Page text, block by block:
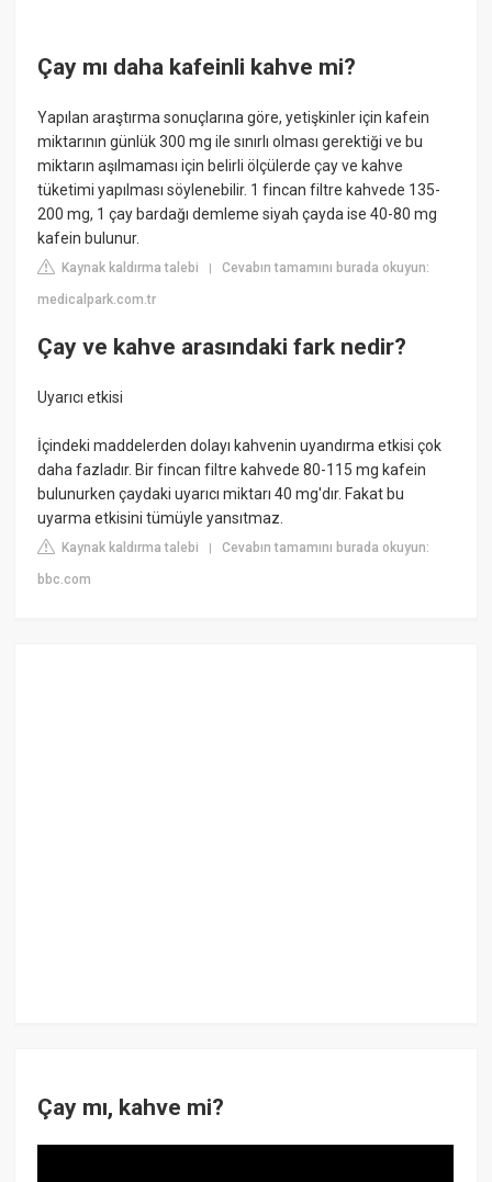
Çay mı daha kafeinli kahve mi?
Yapılan araştırma sonuçlarına göre, yetişkinler için kafein
miktarının günlük 300 mg ile sınırlı olması gerektiği ve bu
miktarın aşılmaması için belirli ölçülerde çay ve kahve
tüketimi yapılması söylenebilir. 1 fincan filtre kahvede 135-
200 mg, 1 çay bardağı demleme siyah çayda ise 40-80 mg
kafein bulunur.
Kaynak kaldırma talebi |Cevabın tamamını burada okuyun:
medicalpark.com.tr
Çay ve kahve arasındaki fark nedir?
Uyarıcı etkisi
İçindeki maddelerden dolayı kahvenin uyandırma etkisi çok
daha fazladır. Bir fincan filtre kahvede 80-115 mg kafein
bulunurken çaydaki uyarıcı miktarı 40 mg'dır. Fakat bu
uyarma etkisini tümüyle yansıtmaz.
Kaynak kaldırma talebi |Cevabın tamamını burada okuyun:
bbc.com
Çay mı, kahve mi?